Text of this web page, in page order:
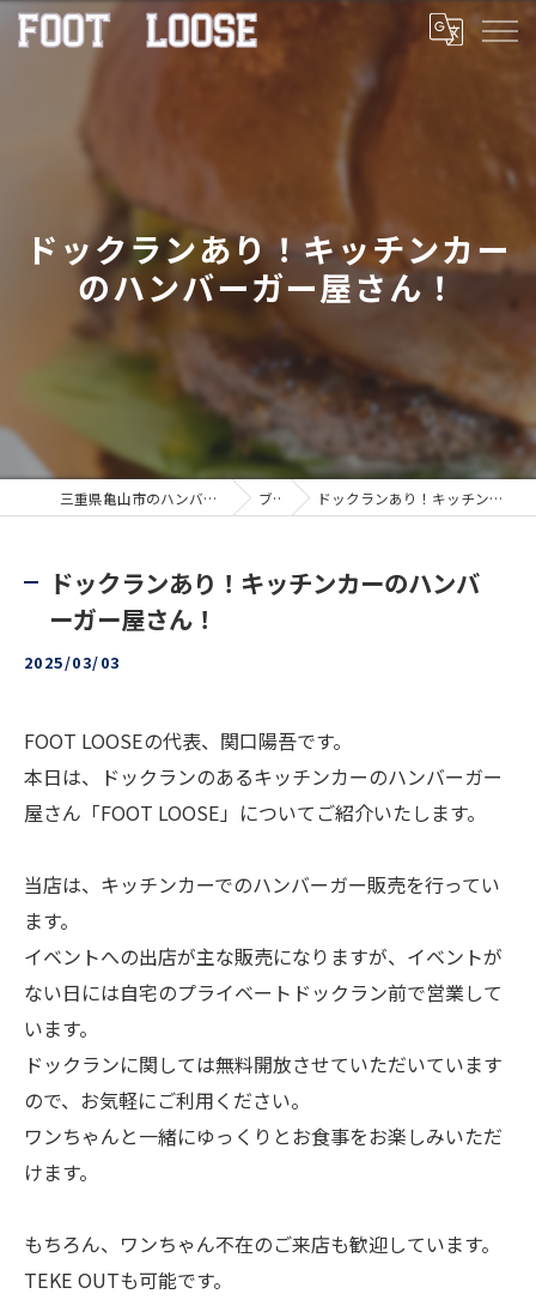
ドックランあり！キッチンカー
のハンバーガー屋さん！
三重県亀山市のハンバーガーならFOOT LOOSE ブログ ドックランあり！キッチンカーのハンバーガー屋さん！
ドックランあり！キッチンカーのハンバ
ーガー屋さん！
2025/03/03
FOOT LOOSEの代表、関口陽吾です。
本日は、ドックランのあるキッチンカーのハンバーガー
屋さん「FOOT LOOSE」についてご紹介いたします。
当店は、キッチンカーでのハンバーガー販売を行ってい
ます。
イベントへの出店が主な販売になりますが、イベントが
ない日には自宅のプライベートドックラン前で営業して
います。
ドックランに関しては無料開放させていただいています
ので、お気軽にご利用ください。
ワンちゃんと一緒にゆっくりとお食事をお楽しみいただ
けます。
もちろん、ワンちゃん不在のご来店も歓迎しています。
TEKE OUTも可能です。